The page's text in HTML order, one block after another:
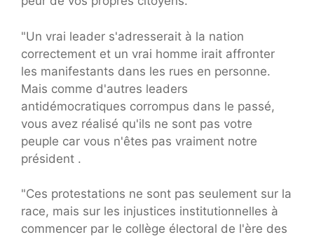
"Un vrai leader s'adresserait à la nation
correctement et un vrai homme irait affronter
les manifestants dans les rues en personne.
Mais comme d'autres leaders
antidémocratiques corrompus dans le passé,
vous avez réalisé qu'ils ne sont pas votre
peuple car vous n'êtes pas vraiment notre
président .
"Ces protestations ne sont pas seulement sur la
race, mais sur les injustices institutionnelles à
commencer par le collège électoral de l'ère des